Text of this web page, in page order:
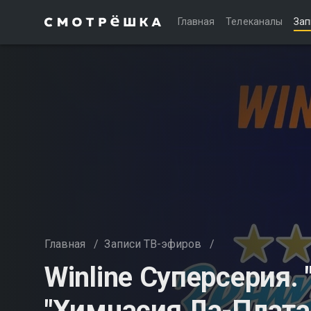
Главная Телеканалы
Главная / Записи ТВ-эфиров /
Winline Суперсерия.